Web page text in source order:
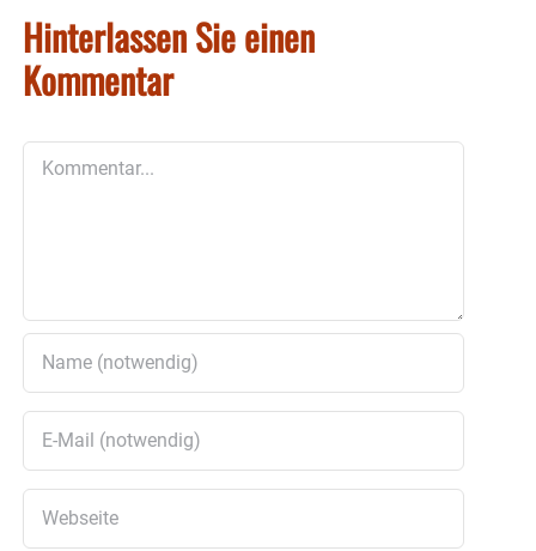
Hinterlassen Sie einen
Kommentar